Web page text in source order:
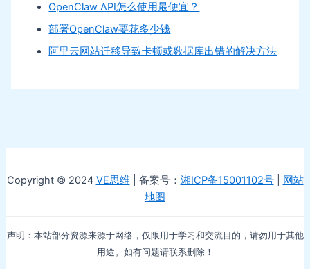
OpenClaw API怎么使用最便宜？
部署OpenClaw要花多少钱
阿里云网站迁移导致卡顿或数据库出错的解决方法
Copyright © 2024 VE思维 | 备案号： 湘ICP备15001102号| 网站
地图
声明：本站部分资源来源于网络，仅限用于学习和交流目的，请勿用于其他
用途。如有问题请联系删除！